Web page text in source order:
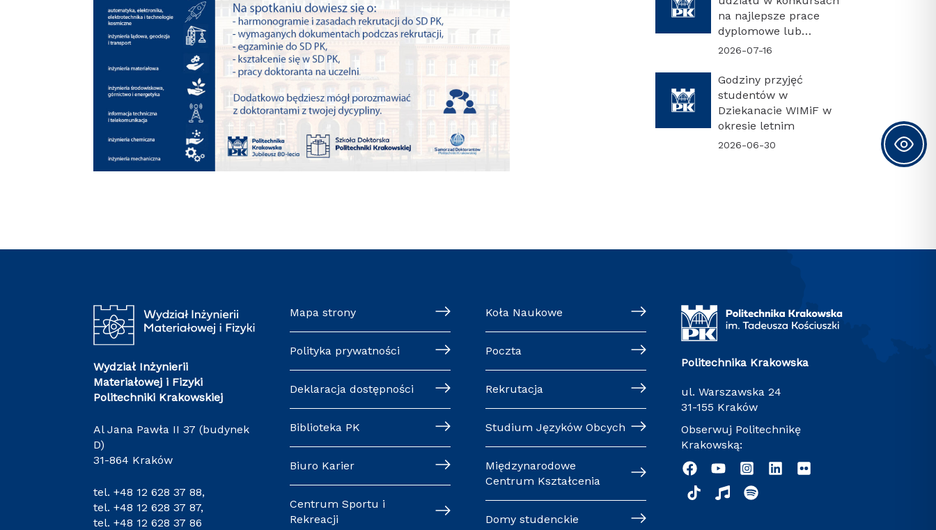
na najlepsze prace
dyplomowe lub
najlepszą rozprawę
2026-07-16
Godziny przyjęć
studentów w
Dziekanacie WIMiF w
okresie letnim
2026-06-30
Wydział Inżynierii
Materiałowej i Fizyki
Politechniki Krakowskiej
Al Jana Pawła II 37 (budynek
D)
31-864 Kraków
tel.+48 12 628 37 88,
tel.+48 12 628 37 87,
tel.+48 12 628 37 86
Mapa strony
Polityka prywatności
Deklaracja dostępności
Biblioteka PK
Biuro Karier
Centrum Sportu i
Rekreacji
Koła Naukowe
Poczta
Rekrutacja
Studium Języków Obcych
Międzynarodowe
Centrum Kształcenia
Domy studenckie
Politechnika Krakowska
ul. Warszawska 24
31-155 Kraków
Obserwuj Politechnikę
Krakowską: